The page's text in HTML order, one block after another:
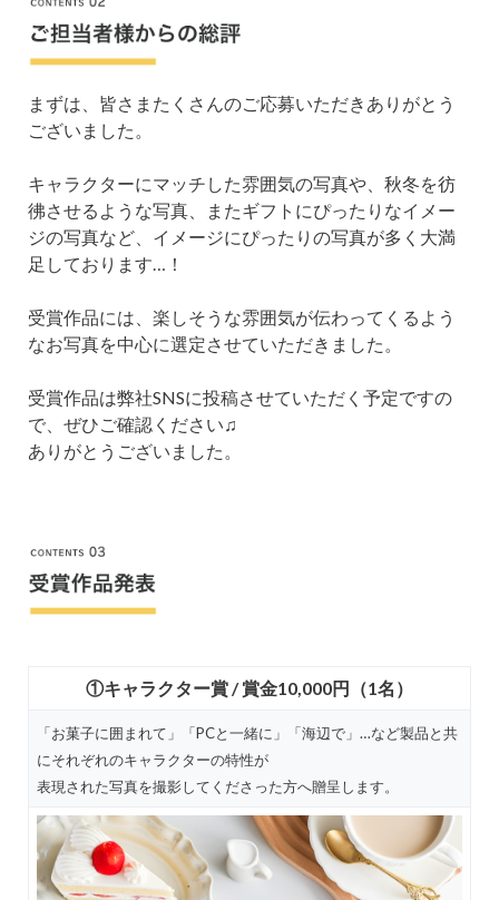
まずは、皆さまたくさんのご応募いただきありがとう
ございました。
キャラクターにマッチした雰囲気の写真や、秋冬を彷
彿させるような写真、またギフトにぴったりなイメー
ジの写真など、イメージにぴったりの写真が多く大満
足しております…！
受賞作品には、楽しそうな雰囲気が伝わってくるよう
なお写真を中心に選定させていただきました。
受賞作品は弊社SNSに投稿させていただく予定ですの
で、ぜひご確認ください♫
ありがとうございました。
①キャラクター賞 / 賞金10,000円（1名）
「お菓子に囲まれて」「PCと一緒に」「海辺で」…など製品と共
にそれぞれのキャラクターの特性が
表現された写真を撮影してくださった方へ贈呈します。